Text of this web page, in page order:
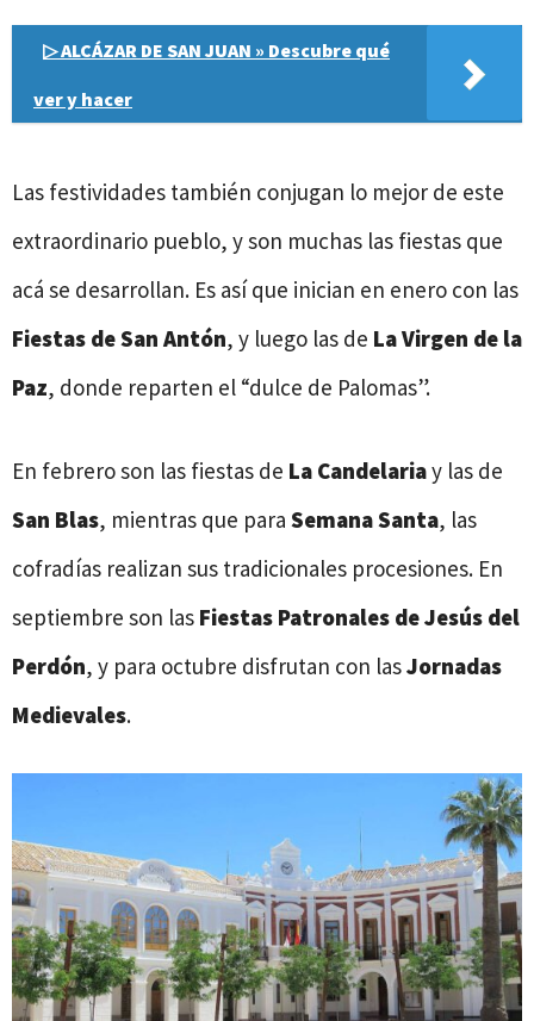
▷ ALCÁZAR DE SAN JUAN » Descubre qué
ver y hacer
Las festividades también conjugan lo mejor de este
extraordinario pueblo, y son muchas las fiestas que
acá se desarrollan. Es así que inician en enero con las
Fiestas de San Antón, y luego las de La Virgen de la
Paz, donde reparten el “dulce de Palomas”.
En febrero son las fiestas de La Candelariay las de
San Blas, mientras que para Semana Santa, las
cofradías realizan sus tradicionales procesiones. En
septiembre son las Fiestas Patronales de Jesús del
Perdón, y para octubre disfrutan con lasJornadas
Medievales.